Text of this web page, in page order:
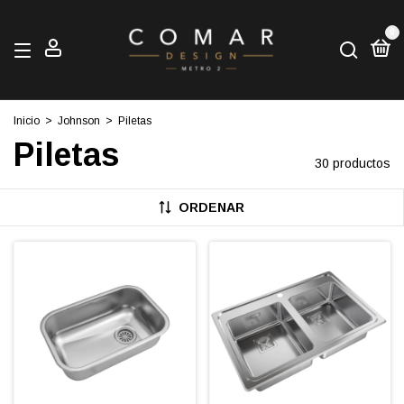
Inicio > Johnson > Piletas
Piletas 30 productos
ORDENAR